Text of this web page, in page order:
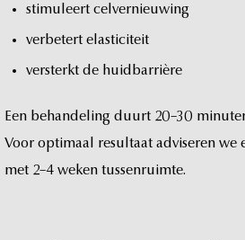
stimuleert celvernieuwing
verbetert elasticiteit
versterkt de huidbarrière
Een behandeling duurt 20–30
Voor optimaal resultaat adviseren we
met 2–4 weken tussenruimte.